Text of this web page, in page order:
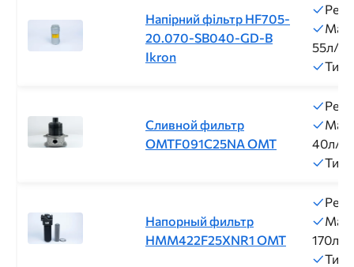
Напірний фільтр HF705-
20.070-SB040-GD-B
Ikron
55л/
Тип
Сливной фильтр
OMTF091C25NA ОМТ
40л/
Тип
Напорный фильтр
HMM422F25XNR1 ОМТ
170л/
Тип